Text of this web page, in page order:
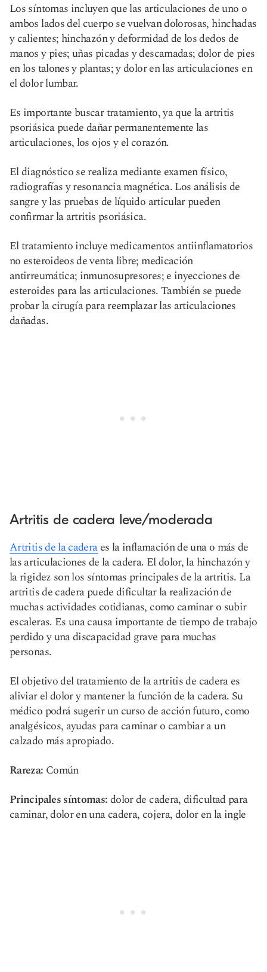
Los síntomas incluyen que las articulaciones de uno o
ambos lados del cuerpo se vuelvan dolorosas, hinchadas
y calientes; hinchazón y deformidad de los dedos de
manos y pies; uñas picadas y descamadas; dolor de pies
en los talones y plantas; y dolor en las articulaciones en
el dolor lumbar.
Es importante buscar tratamiento, ya que la artritis
psoriásica puede dañar permanentemente las
articulaciones, los ojos y el corazón.
El diagnóstico se realiza mediante examen físico,
radiografías y resonancia magnética. Los análisis de
sangre y las pruebas de líquido articular pueden
confirmar la artritis psoriásica.
El tratamiento incluye medicamentos antiinflamatorios
no esteroideos de venta libre; medicación
antirreumática; inmunosupresores; e inyecciones de
esteroides para las articulaciones. También se puede
probar la cirugía para reemplazar las articulaciones
dañadas.
Artritis de cadera leve/moderada
Artritis de la caderaes la inflamación de una o más de
las articulaciones de la cadera. El dolor, la hinchazón y
la rigidez son los síntomas principales de la artritis. La
artritis de cadera puede dificultar la realización de
muchas actividades cotidianas, como caminar o subir
escaleras. Es una causa importante de tiempo de trabajo
perdido y una discapacidad grave para muchas
personas.
El objetivo del tratamiento de la artritis de cadera es
aliviar el dolor y mantener la función de la cadera. Su
médico podrá sugerir un curso de acción futuro, como
analgésicos, ayudas para caminar o cambiar a un
calzado más apropiado.
Rareza: Común
Principales síntomas:dolor de cadera, dificultad para
caminar, dolor en una cadera, cojera, dolor en la ingle